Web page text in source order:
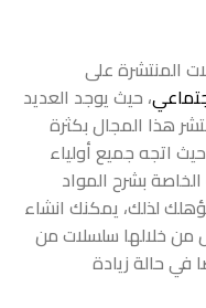
المنتشرة على
، حيث يوجد العديد
هذا المجال بكثرة
اتجه جميع أولياء
بشرح المواد
لذلك، يمكنك انشاء
من خلالها سلسلات من
في حالة زيادة